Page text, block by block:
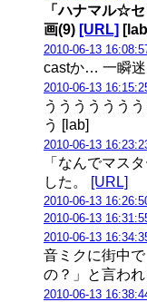
「ハナマル☆
画(9) [URL]
2010-06-13
castか… 一瞬迷
2010-06-13
うううううう
う [lab]
2010-06-13
「なんでマス
した。
[URL]
2010-06-13
2010-06-13
2010-06-13
音ミクに街中
の？」と言われ
2010-06-13